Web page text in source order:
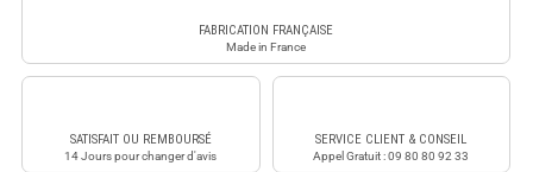
FABRICATION FRANÇAISE
Made in France
SATISFAIT OU REMBOURSÉ
14 Jours pour changer d'avis
SERVICE CLIENT & CONSEIL
Appel Gratuit : 09 80 80 92 33